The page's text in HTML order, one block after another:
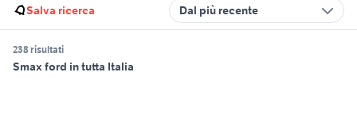
Salva ricerca Dal più recente
238 risultati
Smax ford in tutta Italia